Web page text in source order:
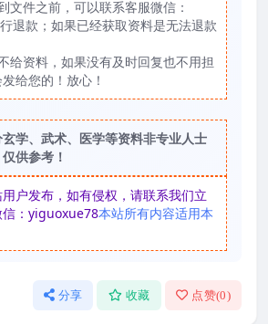
文件之前，可以联系客服微信：
退款；如果已经获取资料是无法退款
给资料，如果没有及时回复也不用担
给您的！放心！
学、武术、医学等资料非专业人士
供参考！
户发布，如有侵权，请联系我们立
信：yiguoxue78本站所有内容适用本
分享 收藏 点赞(0)